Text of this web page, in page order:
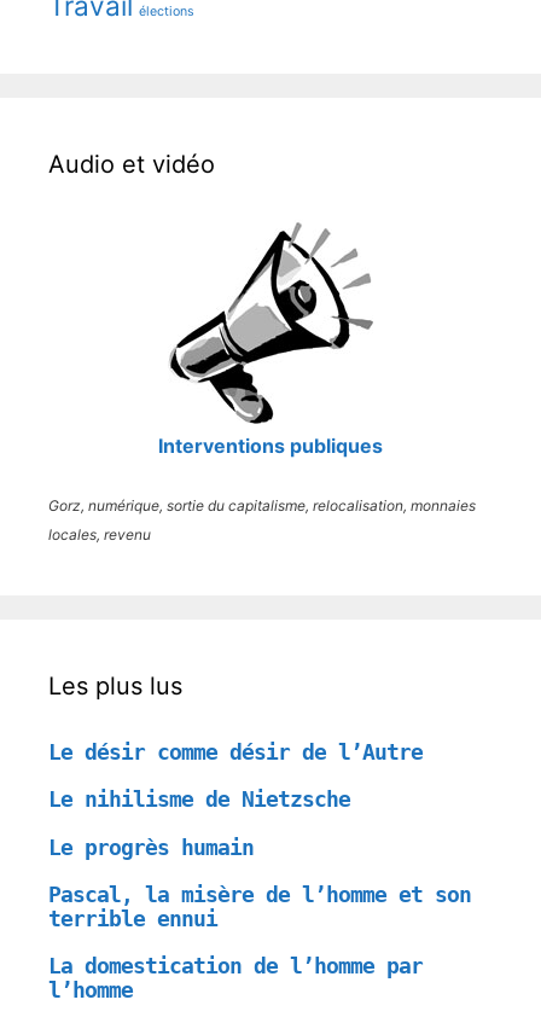
élections
Audio et vidéo
Interventions publiques
Gorz, numérique, sortie du capitalisme, relocalisation, monnaies
locales, revenu
Les plus lus
Le désir comme désir de l’Autre
Le nihilisme de Nietzsche
Le progrès humain
Pascal, la misère de l’homme et son
terrible ennui
La domestication de l’homme par
l’homme